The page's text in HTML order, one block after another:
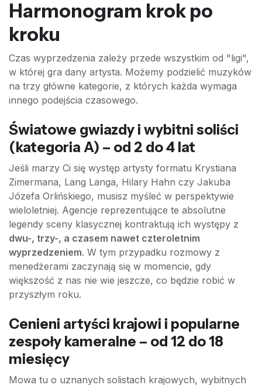
Harmonogram krok po
kroku
Czas wyprzedzenia zależy przede wszystkim od "ligi",
w której gra dany artysta. Możemy podzielić muzyków
na trzy główne kategorie, z których każda wymaga
innego podejścia czasowego.
Światowe gwiazdy i wybitni soliści
(kategoria A) – od 2 do 4 lat
Jeśli marzy Ci się występ artysty formatu Krystiana
Zimermana, Lang Langa, Hilary Hahn czy Jakuba
Józefa Orlińskiego, musisz myśleć w perspektywie
wieloletniej. Agencje reprezentujące te absolutne
legendy sceny klasycznej kontraktują ich występy z
dwu-, trzy-, a czasem nawet czteroletnim
wyprzedzeniem. W tym przypadku rozmowy z
menedżerami zaczynają się w momencie, gdy
większość z nas nie wie jeszcze, co będzie robić w
przyszłym roku.
Cenieni artyści krajowi i popularne
zespoły kameralne – od 12 do 18
miesięcy
Mowa tu o uznanych solistach krajowych, wybitnych